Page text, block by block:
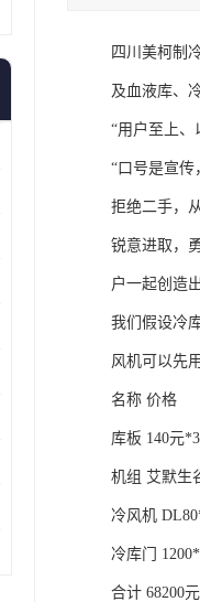
四川美柯制
及血液库、
“用户至上、
“口号是宣传
拒绝二手，
锐意进取，
户一起创造
我们假设冷
风机可以先
名称 价格
库板 140元
机组 艾默生
冷风机
冷库门
合计 68200元